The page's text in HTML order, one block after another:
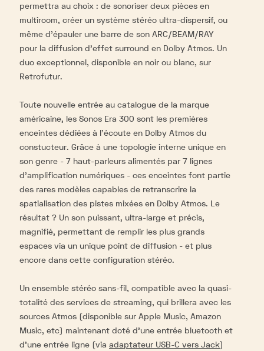
permettra au choix : de sonoriser deux pièces en
multiroom, créer un système stéréo ultra-dispersif, ou
même d’épauler une barre de son ARC/BEAM/RAY
pour la diffusion d’effet surround en Dolby Atmos. Un
duo exceptionnel, disponible en noir ou blanc, sur
Retrofutur.
Toute nouvelle entrée au catalogue de la marque
américaine, les Sonos Era 300 sont les premières
enceintes dédiées à l’écoute en Dolby Atmos du
constucteur. Grâce à une topologie interne unique en
son genre - 7 haut-parleurs alimentés par 7 lignes
d’amplification numériques - ces enceintes font partie
des rares modèles capables de retranscrire la
spatialisation des pistes mixées en Dolby Atmos. Le
résultat ? Un son puissant, ultra-large et précis,
magnifié, permettant de remplir les plus grands
espaces via un unique point de diffusion - et plus
encore dans cette configuration stéréo.
Un ensemble stéréo sans-fil, compatible avec la quasi-
totalité des services de streaming, qui brillera avec les
sources Atmos (disponible sur Apple Music, Amazon
Music, etc) maintenant doté d’une entrée bluetooth et
d’une entrée ligne (via adaptateur USB-C vers Jack)